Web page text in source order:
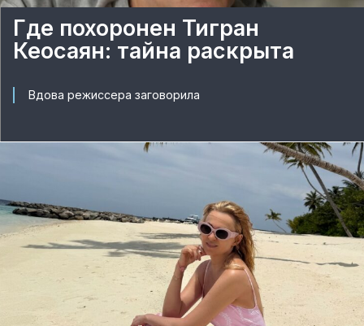
Где похоронен Тигран
Кеосаян: тайна раскрыта
Вдова режиссера заговорила